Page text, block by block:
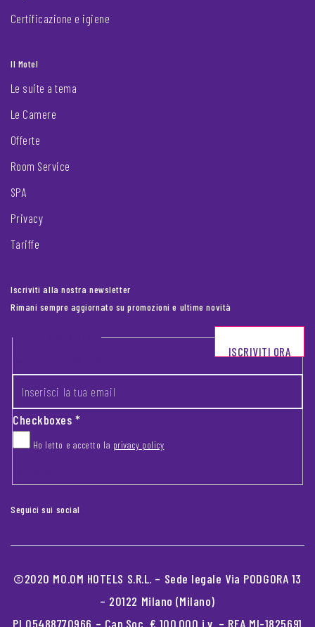
Certificazione e igiene
Il Motel
Le suite a tema
Le Camere
Offerte
Room Service
SPA
Privacy
Tariffe
Iscriviti alla nostra newsletter
Rimani sempre aggiornato su promozioni e ultime novità
Footer newsletter
Checkboxes*
Ho letto e accetto la privacy policy
ISCRIVITI ORA
Seguici sui social
©2020 MO.OM HOTELS S.R.L. – Sede legale Via PODGORA 13
– 20122 Milano (Milano)
PI 05488770966 – Cap.Soc. € 100.000 i.v. – REA MI-1825691